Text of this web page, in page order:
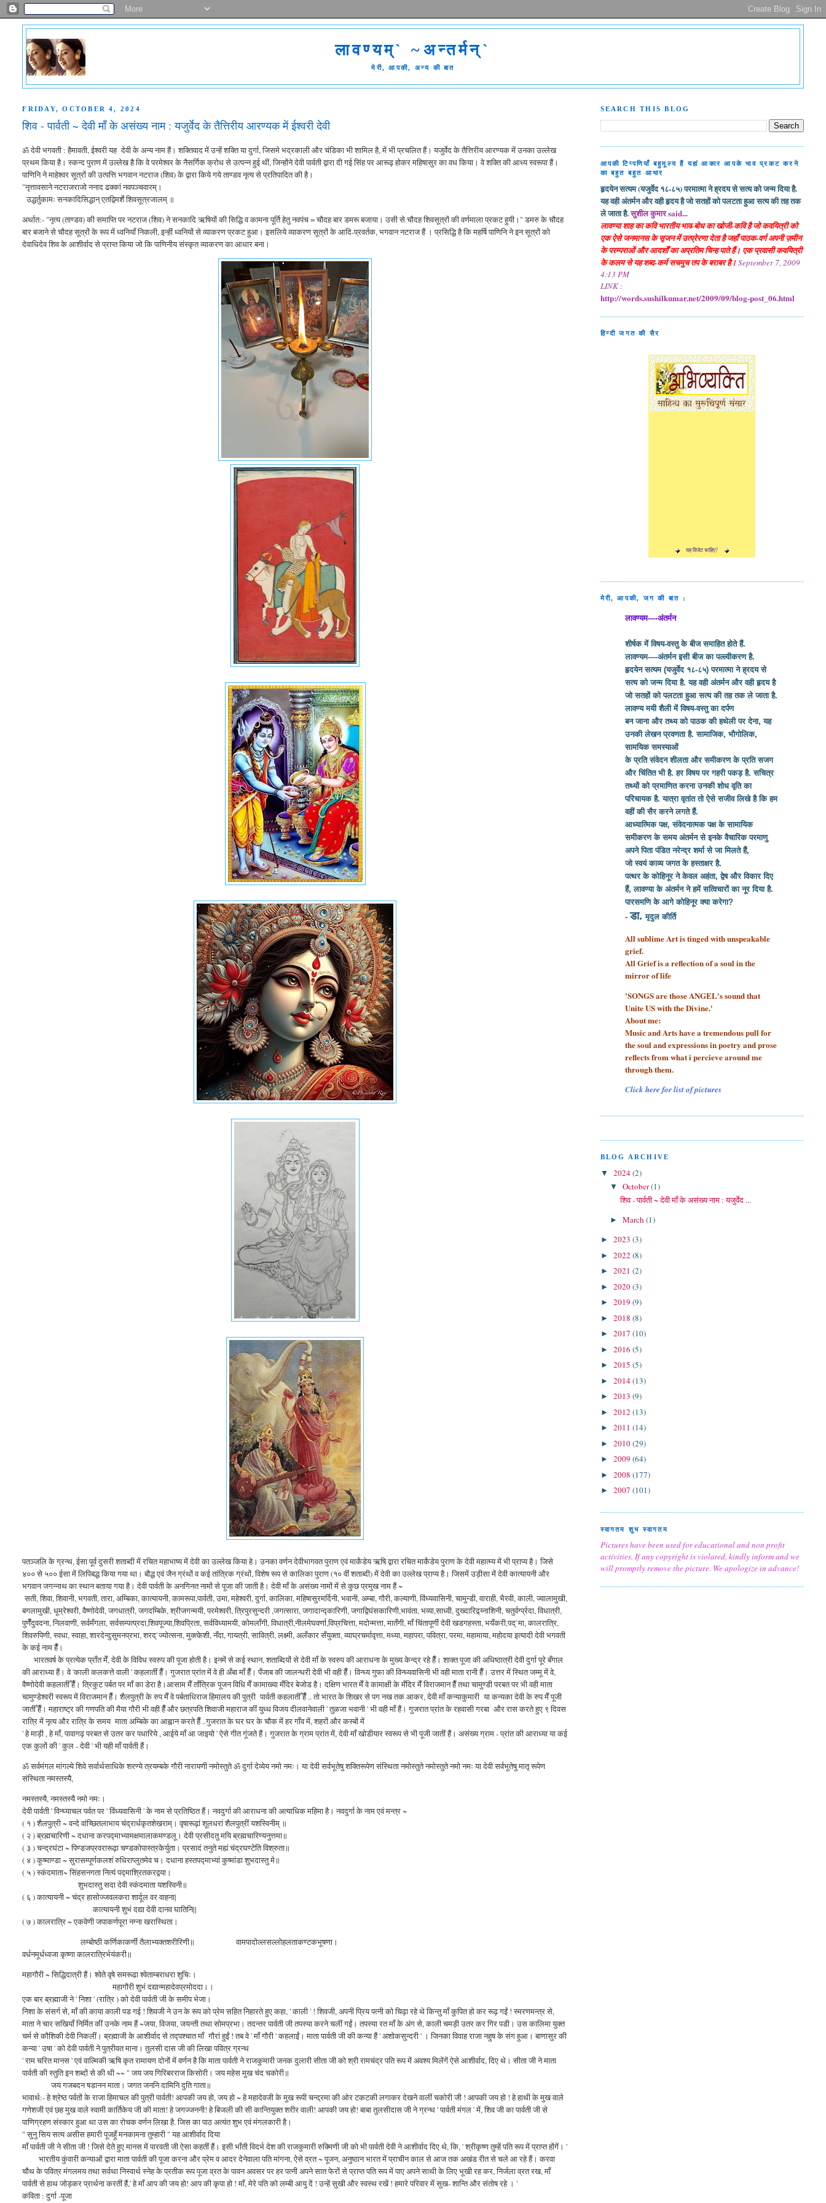
लावण्यम्` ~अन्तर्मन्`
मेरी, आपकी, अन्य की बात
FRIDAY, OCTOBER 4, 2024
शिव - पार्वती ~ देवी माँ के असंख्य नाम : यजुर्वेद के तैत्तिरीय आरण्यक में ईश्वरी देवी
ॐ देवी भगवती : हैमावती, ईश्वरी यह देवी के अन्य नाम हैं। शक्तिवाद में उन्हें शक्ति या दुर्गा, जिसमे भद्रकाली और चंडिका भी शामिल है, में भी प्रचलित हैं। यजुर्वेद के तैत्तिरीय आरण्यक में उनका उल्लेख
प्रथम किया है। स्कन्द पुराण में उल्लेख है कि वे परमेश्वर के नैसर्गिक क्रोध से उत्पन्न हुई थीं, जिन्होंने देवी पार्वती द्वारा दी गई सिंह पर आरूढ़ होकर महिषासुर का वध किया। वे शक्ति की आध्य स्वरूपा हैं।
पाणिनि ने माहेश्वर सूत्रों की उत्पत्ति भगवान नटराज (शिव) के द्वारा किये गये ताण्डव नृत्य से प्रतिपादित की है।
"नृत्तावसाने नटराजराजो ननाद ढक्कां नवपञ्चवारम्।
उद्धर्तुकामः सनकादिसिद्धान् एतद्विमर्शे शिवसूत्रजालम् ॥
अर्थात:- "नृत्य (ताण्डव) की समाप्ति पर नटराज (शिव) ने सनकादि ऋषियों की सिद्धि व कामना पूर्ति हेतु नवपंच = चौदह बार डमरू बजाया। उसी से चौदह शिवसूत्रों की वर्णमाला प्रकट हुयी।" डमरु के चौदह
बार बजाने से चौदह सूत्रों के रूप में ध्वनियाँ निकली, इन्हीं ध्वनियों से व्याकरण प्रकट हुआ। इसलिये व्याकरण सूत्रों के आदि-प्रवर्तक, भगवान नटराज हैं । प्रसिद्धि है कि महर्षि पाणिनि ने इन सूत्रों को
देवाधिदेव शिव के आशीर्वाद से प्राप्त किया जो कि पाणिनीय संस्कृत व्याकरण का आधार बना।
पतञ्जलि के ग्रन्थ, ईसा पूर्व दुसरी शताब्दी में रचित महाभाष्य में देवी का उल्लेख किया हे। उनका वर्णन देवीभागवत पुराण एवं मार्कंडेय ऋषि द्वारा रचित मार्कंडेय पुराण के देवी महात्म्य में भी प्राप्य है। जिसे
४०० से ५०० ईसा में लिपिबद्ध किया गया था। बौद्ध एवं जैन ग्रंथों व कई तांत्रिक ग्रंथों, विशेष रूप से कालिका पुराण (१० वीं शताब्दी) में देवी का उल्लेख प्राप्य है। जिसमें उड़ीसा में देवी कात्यायनी और
भगवान जगन्नाथ का स्थान बताया गया है। देवी पार्वती के अनगिनत नामों से पूजा की जाती है। देवी माँ के असंख्य नामों में से कुछ प्रमुख नाम हैं ~
सती, शिवा, शिवानी, भगवती, तारा, अम्बिका, कात्यायनी, कामरूपा,पार्वती, उमा, महेश्वरी, दुर्गा, कालिका, महिषासुरमर्दिनी, भवानी, अम्बा, गौरी, कल्याणी, विंध्यवासिनी, चामुन्डी, वाराही, भैरवी, काली, ज्वालामुखी,
बगलामुखी, धूम्रेश्वरी, वैष्णोदेवी, जगधात्री, जगदम्बिके, श्रीजगन्मयी, परमेश्वरी, त्रिपुरसुन्दरी ,जगत्सारा, जगादान्द्कारिणी, जगाद्विघंसकारिणी,भावंता, भव्या,साध्वी, दुख्दारिद्र्य्नाशिनी, चतुर्वर्ग्प्रदा, विधात्री,
पुर्णेँदुवदना, निलवाणी, सर्वमँगला, सर्वसम्पत्प्रदा,शिवपूज्या,शिवप्रिता, सर्वविध्यामयी, कोमलाँगी, विधात्री,नीलमेघवर्णा,विप्रचित्ता, मदोन्मत्ता, मातँगी, माँ चिंतापूर्णी देवी खडगहस्ता, भयँकरी,पद्`मा, कालरात्रि,
शिवरुपिणी, स्वधा, स्वाहा, शारदेन्दुसुमनप्रभा, शरद्`ज्योत्सना, मुक्त्केशी, नँदा, गायत्री, सावित्री, लक्ष्मी, अलँकार सँयुक्ता, व्याघ्रचर्मावृत्ता, मध्या, महापरा, पवित्रा, परमा, महामाया, महोदया इत्यादी देवी भगवती
के कई नाम हैँ।
भारतवर्ष के प्रत्येक प्राँत मेँ, देवी के विविध स्वरुप की पूजा होती है। इनमें से कई स्थान, शताब्दियों से देवी माँ के स्वरुप की आराधना के मुख्य केन्द्र रहे हैँ। शाक्त पूजा की अधिष्ठात्री देवी दुर्गा पूरे बँगाल
की आराध्या हैं। वे 'काली कलकत्ते वाली ' कहलातीं हैँ। गुजरात प्रांत में वे ही अँबा माँ हैँ। पँजाब की जालन्धरी देवी भी वही हैँ। विन्ध्य गुफा की विन्ध्यवासिनी भी वही माता रानी हैँ। उत्तर में स्थित जम्मू में वे,
वैष्णोदेवी कहलातीँ हैँ। त्रिकुट पर्बत पर माँ का डेरा है।आसाम मेँ ताँत्रिक पूजन विधि मेँ कामाख्या मँदिर बेजोड है। दक्षिण भारत मेँ वे कामाक्षी के मँदिर मेँ विराजमान हैँ तथा चामुण्डी परबत पर भी वही माता
चामुण्डेश्वरी स्वरूप में विराजमान हैँ। शैलपुत्री के रुप मेँ वे पर्बताधिराज हिमालय की पुत्री पार्वती कहलातीँ हैँ .. तो भारत के शिखर से पग नख तक आकर, देवी माँ कन्याकुमारी या कन्यका देवी के रुप मेँ पूजी
जातीँ हैँ। महाराष्ट्र की गणपति की मैया गौरी भी वही हैँ और छत्रपति शिवाजी महाराज कीं युध्ध विजय दीलवानेवाली ' तुळजा भवानी ' भी वही माँ हैं। गुजरात प्रांत के रहवासी गरबा और रास करते हुए ९ दिवस
रात्रि में नृत्य और रात्रि के समय माता अम्बिके का आह्वान करते हैँ ..गुजरात के घर घर के चौक में हर गाँव में, शहरों और कस्बों में
' हे माड़ी , हे माँ, पावागढ़ परबत से उतर कर पधारिये , आईये माँ आ जाइयो ' ऐसे गीत गूंजते हैं। गुजरात के ग्राम प्रांत में, देवी माँ खोडीयार स्वरूप से भी पूजी जातीं हैं। असंख्य ग्राम - प्रांत की आराध्या या कई
एक कुलों की ' कुल - देवी ' भी यही माँ पार्वती हैं।
ॐ सर्वमंगल मांगल्ये शिवे सर्वार्थसाधिके शरण्ये त्रयम्बके गौरी नारायणी नमोस्तुते ॐ दुर्गा देव्येय नमो नमः। या देवी सर्वभूतेषु शक्तिरूपेण संस्थिता नमोस्तुते नमोस्तुते नमो नमः या देवी सर्वभूतेषु मातृ रूपेण
संस्थिता नमस्तस्यै,
नमस्तस्यै, नमस्तस्यै नमो नमः।
देवी पार्वती ' विन्घ्याचल पर्वत पर ' विंध्यवासिनी ' के नाम से प्रतिष्ठित हैं। नवदुर्गा की आराधना की अत्याधिक महिमा है। नवदुर्गा के नाम एवं मन्त्र ~
( १ ) शैलपुत्री ~ वन्दे वांच्छितलाभाय चंद्रार्धकृतशेखराम्‌। वृषारूढ़ां शूलधरां शैलपुत्रीं यशस्विनीम्‌ ॥
( २ ) ब्रह्मचारिणी ~ दधाना करपद्माभ्यामक्षमालाकमण्डलू। देवी प्रसीदतु मयि ब्रह्मचारिण्यनुत्तमा॥
( ३ ) चन्द्रघंटा ~ पिण्डजप्रवरारूढ़ा चण्डकोपास्त्रकेर्युता। प्रसादं तनुते मह्यं चंद्रघण्टेति विश्रुता॥
( ४ ) कूष्माण्डा ~ सुरासम्पूर्णकलशं रुधिराप्लुतमेव च। दधाना हस्तपद्माभ्यां कुष्मांडा शुभदास्तु मे॥
( ५ ) स्कंदमाता~ सिंहसनगता नित्यं पद्माश्रितकरद्वया।
शुभदास्तु सदा देवी स्कंदमाता यशस्विनी॥
( ६ ) कात्यायनी ~ चंद्र हासोज्जवलकरा शार्दूल वर वाहना|
कात्यायनी शुभं दद्या देवी दानव घातिनि||
( ७ ) कालरात्रि ~ एकवेणी जपाकर्णपूरा नग्ना खरास्थिता।
लम्बोष्ठी कर्णिकाकर्णी तैलाभ्यक्तशरीरिणी॥ वामपादोल्लसल्लोहलताकण्टकभूषणा।
वर्धनमूर्धध्वजा कृष्णा कालरात्रिर्भयंकरी॥
महागौरी ~ सिद्धिदात्री हैं। श्वेते वृषे समरूढा श्वेताम्बराधरा शुचिः।
महागौरी शुभं दद्यान्महादेवप्रमोददा।।
एक बार ब्रह्माजी ने ' निशा ' (रात्रि ) को देवी पार्वती जी के समीप भेजा।
निशा के संसर्ग से, माँ की काया काली पड गई ! शिवजी ने उन के रूप को प्रेम सहित निहारते हुए कहा, ' काली ' ! शिवजी, अपनी प्रिय पत्नी को चिढ़ा रहे थे किन्तु माँ कुपित हो कर रूढ़ गईं ! स्मरणमन्त्र से,
माता ने चार सखियाँ निर्मित कीं उनके नाम हैं ~जया, विजया, जयन्ती तथा सोमप्रभा। तदन्तर पार्वती जी तपस्या करने चलीं गईं। तपस्या रत माँ के अंग से, काली चमड़ी उतर कर गिर पडी। उस कालिमा युक्त
चर्म से कौशिकी देवी निकलीं। ब्रह्माजी के आशीर्वाद से तद्पश्चात माँ गौरां हुईं ! तब वे ' माँ गौरी ' कहलाईं। माता पार्वती जी की कन्या हैं ' अशोकसुन्दरी ' । जिनका विवाह राजा नहुष के संग हुआ। बाणासुर की
कन्या ' उषा ' को देवी पार्वती ने पुत्रीवत माना। तुलसी दास जी की लिखा पवित्र ग्रन्थ
' राम चरित मानस ' एवं वाल्मिकी ऋषि कृत रामायण दोनों में वर्णन है कि माता पार्वती ने राजकुमारी जनक दुलारी सीता जी को श्री रामचंद्र पति रूप में अवश्य मिलेंगें ऐसे आशीर्वाद, दिए थे। सीता जी ने माता
पार्वती की स्तुति इन शब्दों से की थी ~~ " जय जय गिरिबरराज किसोरी। जय महेस मुख चंद चकोरी॥
जय गजबदन षडानन माता। जगत जननि दामिनि दुति गाता॥
भावार्थ:- हे श्रेष्ठ पर्वतों के राजा हिमाचल की पुत्री पार्वती! आपकी जय हो, जय हो ~ हे महादेवजी के मुख रूपी चन्द्रमा की ओर टकटकी लगाकर देखने वालीं चकोरी जी ! आपकी जय हो ! हे हाथी के मुख वाले
गणेशजी एवं छह मुख वाले स्वामी कार्तिकेय जी की माता! हे जगज्जननी! हे बिजली की सी कान्तियुक्त शरीर वाली! आपकी जय हो! बाबा तुलसीदास जी ने ग्रन्थ ' पार्वती मंगल ' में, शिव जी का पार्वती जी से
पाणिग्रहण संस्कार हुआ था उस का रोचक वर्णन लिखा है. जिस का पाठ अत्यंत शुभ एवं मंगलकारी है।
" सुनु सिय सत्य असीस हमारी पूजहूँ मनकामना तुम्हारी " यह आशीर्वाद दिया
माँ पार्वती जी ने सीता जी ! जिसे देते हुए मानस में पारवती जी ऐसा कहतीं हैं। इसी भाँती विदर्भ देश की राजकुमारी रुक्मिणी जी को भी पार्वती देवी ने आशीर्वाद दिए थे, कि, ' श्रीकृष्ण तुम्हें पति रूप में प्राप्त होंगें। '
भारतीय कुंवारी कन्याओं द्वारा माता पार्वती की पूजा करना और प्रेम व आदर देनेवाला पति मांगना, ऐसे व्रत ~ पूजन, अनुष्ठान भारत में प्राचीन काल से आज तक अखंड रीत से चले आ रहे हैं। करवा
चौथ के पवित्र मंगलमय तथा सर्वथा निस्वार्थ स्नेह के प्रतीक रूप पूजा व्रत के पावन अवसर पर हर पत्नी अपने सात फेरों से प्राप्त पति रूप में पाए अपने साथी के लिए भूखी रह कर, निर्जला व्रत रख, माँ
पार्वती से हाथ जोड़कर प्रार्थना करतीं हैं,' हे माँ आप की जय हो! आप की कृपा हो ! माँ, मेरे पति को लम्बी आयु दें ! उन्हें सुखी और स्वस्थ रखें ! हमारे परिवार में सुख- शान्ति और संतोष रहे । '
कविता : दुर्गा -पूजा
SEARCH THIS BLOG
आपकी टिप्पणियाँ बहुमूल्य हैं यहां आकार आपके भाव प्रकट करने
का बहुत बहुत आभार
हृदयेन सत्यम (यजुर्वेद १८-८५) परमात्मा ने ह्रदय से सत्य को जन्म दिया है.
यह वही अंतर्मन और वही हृदय है जो सतहों को पलटता हुआ सत्य की तह तक
ले जाता है.सुशील कुमार said...
लावण्या शाह का कवि भारतीय भाव-बोध का खोजी-कवि है जो कवयित्री को
एक ऐसे जनमानस के सृजन में उत्प्रेरणा देता है जहाँ पाठक-वर्ग अपनी ज़मीन
के परम्पराओं और आदर्शों का अप्रतिम चिन्ह पाते हैं। एक प्रवासी कवयित्री
के कलम से यह शब्द-कर्म सचमुच तप के बराबर है। September 7, 2009
4:13 PM
LINK :
http://words.sushilkumar.net/2009/09/blog-post_06.html
हिन्दी जगत की सैर
यह विजेट चाहिए?
मेरी, आपकी, जग की बात :
लावण्यम----अंतर्मन
शीर्षक में विषय-वस्तु के बीज समाहित होते हैं.
लावण्यम----अंतर्मन इसी बीज का पल्ल्वीकरण है.
हृदयेन सत्यम (यजुर्वेद १८-८५) परमात्मा ने ह्रदय से
सत्य को जन्म दिया है. यह वही अंतर्मन और वही हृदय है
जो सतहों को पलटता हुआ सत्य की तह तक ले जाता है.
लावण्य मयी शैली में विषय-वस्तु का दर्पण
बन जाना और तथ्य को पाठक की हथेली पर देना, यह
उनकी लेखन प्रवणता है. सामाजिक, भौगोलिक,
सामयिक समस्याओं
के प्रति संवेदन शीलता और समीकरण के प्रति सजग
और चिंतित भी है. हर विषय पर गहरी पकड़ है. सचित्र
तथ्यों को प्रमाणित करना उनकी शोध वृति का
परिचायक है. यात्रा वृतांत तो ऐसे सजीव लिखे है कि हम
वहीं की सैर करने लगते हैं.
आध्यात्मिक पक्ष, संवेदनात्मक पक्ष के सामायिक
समीकरण के समय अंतर्मन से इनके वैचारिक परमाणु
अपने पिता पंडित नरेन्द्र शर्मा सेजा मिलते हैं,
जो स्वयं काव्य जगत के हस्ताक्षर है.
पत्थर के कोहिनूर ने केवल अहंता, द्वेष और विकार दिए
हैं, लावण्या के अंतर्मन ने हमें सत्विचारों का नूर दिया है.
पारसमणि के आगे कोहिनूर क्या करेगा?
- डा.मृदुल कीर्ति
All sublime Art is tinged with unspeakable
grief.
All Grief is a reflection of a soulin the
mirror of life
'SONGS are those ANGEL's sound that
Unite US with the Divine.'
About me:
Music and Arts have a tremendous pull for
the soul and expressions in poetry and prose
reflects from what i percieve around me
through them.
Click here for list of pictures
BLOG ARCHIVE
▼ 2024(2)
▼October(1)
शिव - पार्वती ~ देवी माँ के असंख्य नाम : यजुर्वेद ...
►March(1)
► 2023 (3)
► 2022 (8)
► 2021 (2)
► 2020(3)
► 2019 (9)
► 2018 (8)
► 2017 (10)
► 2016 (5)
► 2015 (5)
► 2014(13)
► 2013 (9)
► 2012 (13)
► 2011 (14)
► 2010(29)
► 2009 (64)
► 2008 (177)
► 2007 (101)
स्वागतम शुभ स्वागतम
Pictures have been used for educational and non profit
activities. If any copyright is violated, kindly inform and we
will promptly remove the picture. We apologize in advance!